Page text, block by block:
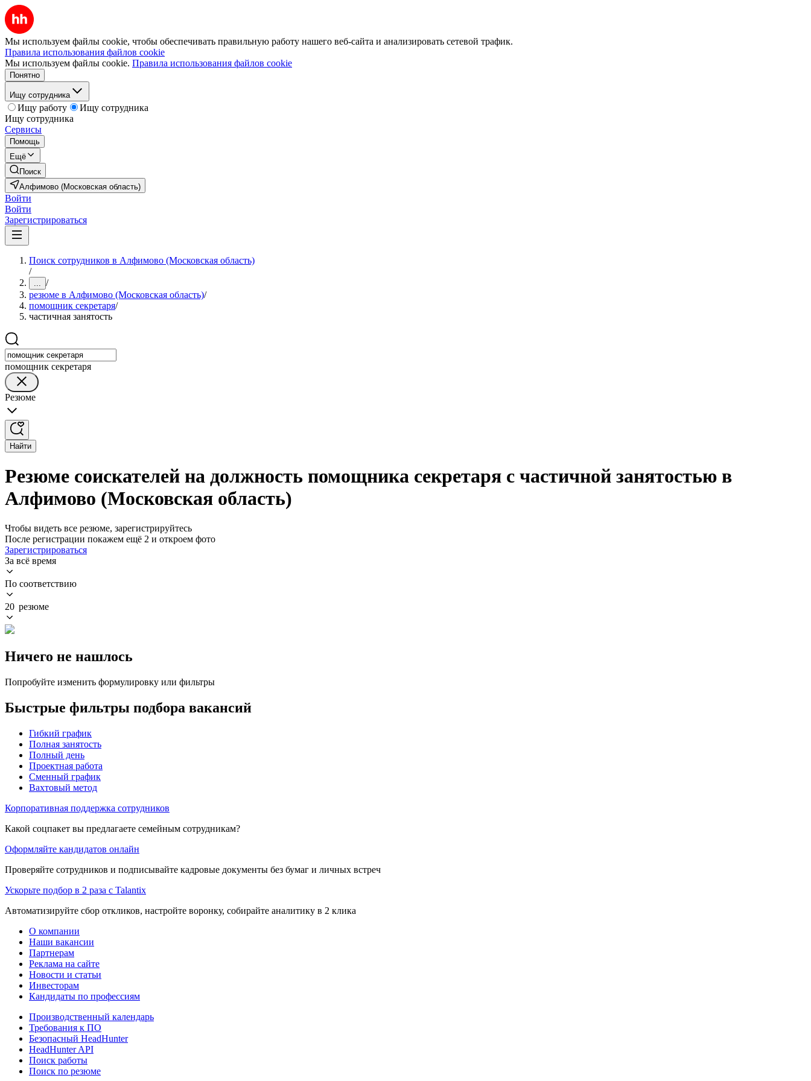
Мы используем файлы cookie, чтобы обеспечивать правильную работу нашего веб-сайта и анализировать сетевой трафик.
Правила использования файлов cookie
Мы используем файлы cookie. Правила использования файлов cookie
Понятно
Ищу сотрудника
Ищу работу
Ищу сотрудника
Ищу сотрудника
Сервисы
Помощь
Ещё
Поиск
Алфимово (Московская область)
Войти
Войти
Зарегистрироваться
Поиск сотрудников в Алфимово (Московская область)
/
... /
резюме в Алфимово (Московская область)/
помощник секретаря/
частичная занятость
помощник секретаря
Резюме
Найти
Резюме соискателей на должность помощника секретаря с частичной занятостью в
Алфимово (Московская область)
Чтобы видеть все резюме, зарегистрируйтесь
После регистрации покажем ещё 2 и откроем фото
Зарегистрироваться
За всё время
По соответствию
20 резюме
Ничего не нашлось
Попробуйте изменить формулировку или фильтры
Быстрые фильтры подбора вакансий
Гибкий график
Полная занятость
Полный день
Проектная работа
Сменный график
Вахтовый метод
Корпоративная поддержка сотрудников
Какой соцпакет вы предлагаете семейным сотрудникам?
Оформляйте кандидатов онлайн
Проверяйте сотрудников и подписывайте кадровые документы без бумаг и личных встреч
Ускорьте подбор в 2 раза с Talantix
Автоматизируйте сбор откликов, настройте воронку, собирайте аналитику в 2 клика
О компании
Наши вакансии
Партнерам
Реклама на сайте
Новости и статьи
Инвесторам
Кандидаты по профессиям
Производственный календарь
Требования к ПО
Безопасный HeadHunter
HeadHunter API
Поиск работы
Поиск по резюме